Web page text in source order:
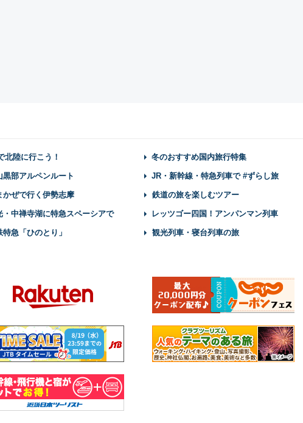
北陸に行こう！ 冬のおすすめ国内旅行特集
黒部アルペンルート JR・新幹線・特急列車で #ずらし旅
かぜで行く伊勢志摩 鉄道の旅を楽しむツアー
・中禅寺湖に特急スペーシアで レッツゴー四国！アンパンマン列車
特急「ひのとり」 観光列車・寝台列車の旅